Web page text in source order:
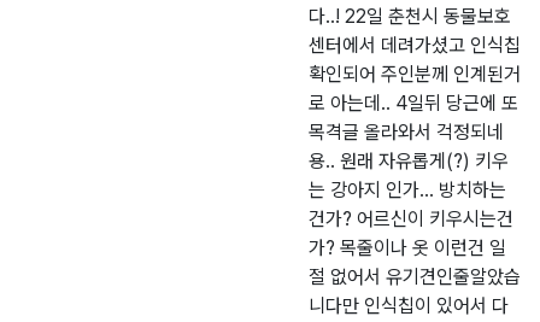
다..! 22일 춘천시 동물보호
센터에서 데려가셨고 인식칩
확인되어 주인분께 인계된거
로 아는데.. 4일뒤 당근에 또
목격글 올라와서 걱정되네
용.. 원래 자유롭게(?) 키우
는 강아지 인가... 방치하는
건가? 어르신이 키우시는건
가? 목줄이나 옷 이런건 일
절 없어서 유기견인줄알았습
니다만 인식칩이 있어서 다